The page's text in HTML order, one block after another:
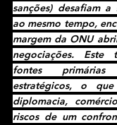
sanções) desafiam a
ao mesmo tempo,
margem da ONU
negociações. Este
fontes
estratégicos, o
diplomacia,
riscos de um